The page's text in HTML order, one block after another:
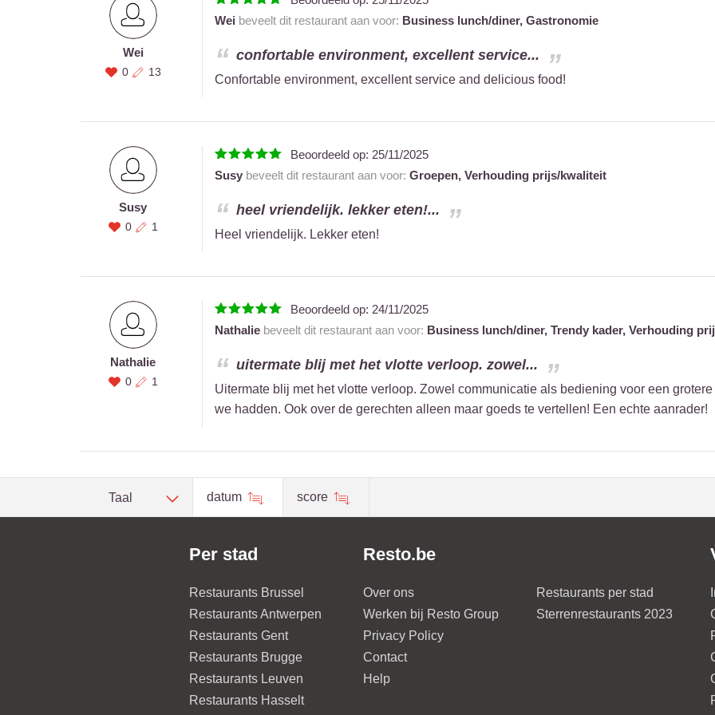
Wei
0 13
Wei beveelt dit restaurant aan voor: Business lunch/diner, Gastronomie
confortable environment, excellent service...
Confortable environment, excellent service and delicious food!
Susy
0 1
Beoordeeld op: 25/11/2025
Susybeveelt dit restaurant aan voor: Groepen, Verhouding prijs/kwaliteit
heel vriendelijk. lekker eten!...
Heel vriendelijk. Lekker eten!
Nathalie
0 1
Beoordeeld op: 24/11/2025
Nathaliebeveelt dit restaurant aan voor: Business lunch/diner, Trendy kader, Verhouding
uitermate blij met het vlotte verloop. zowel...
Uitermate blij met het vlotte verloop. Zowel communicatie als bediening voor een
we hadden. Ook over de gerechten alleen maar goeds te vertellen! Een echte aanrader!
Taal datum score
Per stad
Restaurants Brussel
Restaurants Antwerpen
Restaurants Gent
Restaurants Brugge
Restaurants Leuven
Restaurants Hasselt
Resto.be
Over ons
Werken bij Resto Group
Privacy Policy
Contact
Help
Restaurants per stad
Sterrenrestaurants 2023